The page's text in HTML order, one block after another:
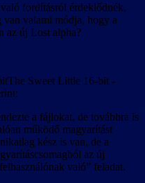
fordításról érdeklődnék,
van valami módja, hogy a
az új Lost alpha?
The Sweet Little 16-bit -
a fájlokat, de továbbra is
működő magyarítást
kész is van, de a
az új
való” feladat.